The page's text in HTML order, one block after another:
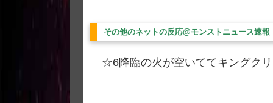
その他のネットの反応@モンストニュース速報
☆6降臨の火が空いててキングク